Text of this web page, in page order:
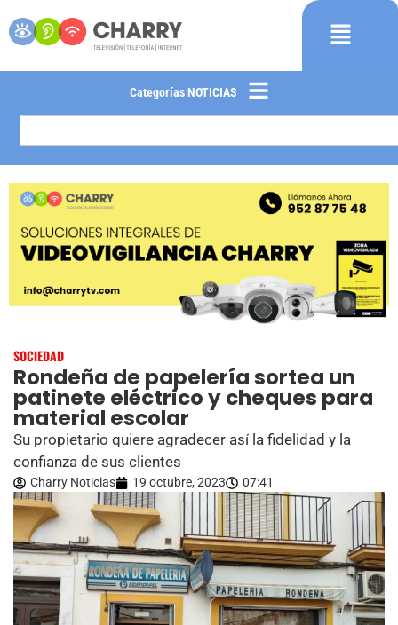
Categorías NOTICIAS
SOCIEDAD
Rondeña de papelería sortea un
patinete eléctrico y cheques para
material escolar
Su propietario quiere agradecer así la fidelidad y la
confianza de sus clientes
Charry Noticias 19 octubre, 2023 07:41